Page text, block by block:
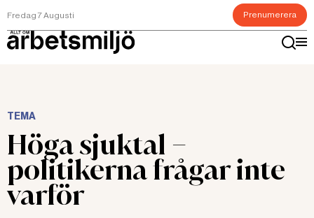
Fredag 7 Augusti Prenumerera
TEMA
Höga sjuktal –
politikerna frågar inte
varför